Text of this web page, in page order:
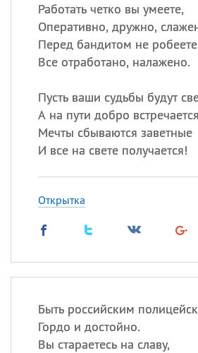
Работать четко вы умеете,
Оперативно, дружно,
Перед бандитом не
Все отработано, налажено.
Пусть ваши судьбы будут
А на пути добро
Мечты сбываются заветные
И все на свете получается!
Открытка
Быть российским
Гордо и достойно.
Вы стараетесь на славу,